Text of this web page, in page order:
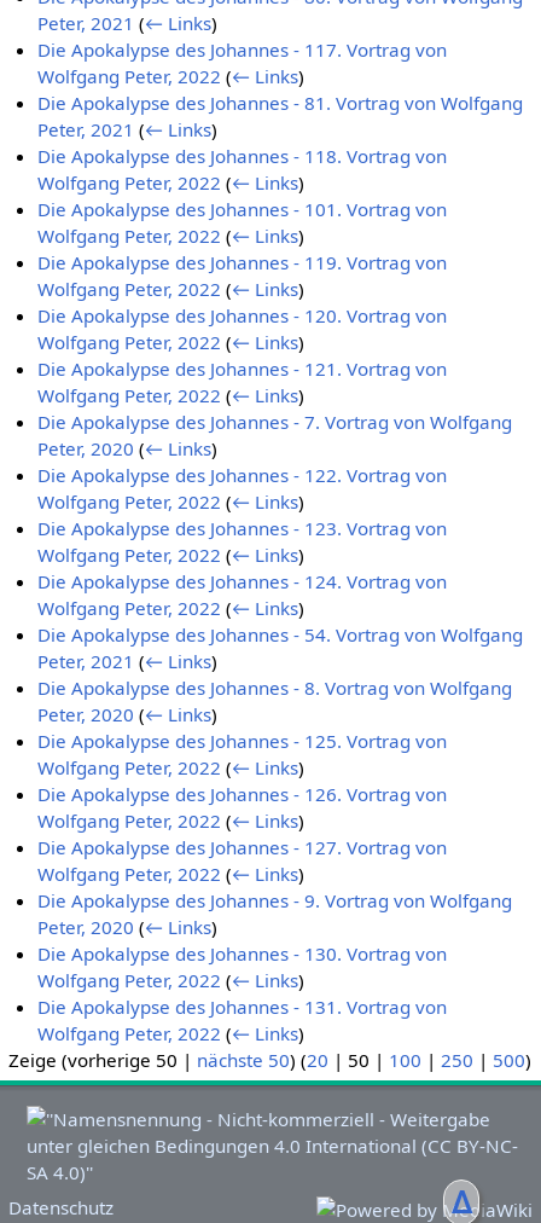
ᐃ
Peter, 2021 (← Links)
Die Apokalypse des Johannes - 117. Vortrag von
Wolfgang Peter, 2022 (← Links)
Die Apokalypse des Johannes - 81. Vortrag von Wolfgang
Peter, 2021 (← Links)
Die Apokalypse des Johannes - 118. Vortrag von
Wolfgang Peter, 2022 (← Links)
Die Apokalypse des Johannes - 101. Vortrag von
Wolfgang Peter, 2022 (← Links)
Die Apokalypse des Johannes - 119. Vortrag von
Wolfgang Peter, 2022 (← Links)
Die Apokalypse des Johannes - 120. Vortrag von
Wolfgang Peter, 2022 (← Links)
Die Apokalypse des Johannes - 121. Vortrag von
Wolfgang Peter, 2022 (← Links)
Die Apokalypse des Johannes - 7. Vortrag von Wolfgang
Peter, 2020 (← Links)
Die Apokalypse des Johannes - 122. Vortrag von
Wolfgang Peter, 2022 (← Links)
Die Apokalypse des Johannes - 123. Vortrag von
Wolfgang Peter, 2022 (← Links)
Die Apokalypse des Johannes - 124. Vortrag von
Wolfgang Peter, 2022 (← Links)
Die Apokalypse des Johannes - 54. Vortrag von Wolfgang
Peter, 2021 (← Links)
Die Apokalypse des Johannes - 8. Vortrag von Wolfgang
Peter, 2020 (← Links)
Die Apokalypse des Johannes - 125. Vortrag von
Wolfgang Peter, 2022 (← Links)
Die Apokalypse des Johannes - 126. Vortrag von
Wolfgang Peter, 2022 (← Links)
Die Apokalypse des Johannes - 127. Vortrag von
Wolfgang Peter, 2022 (← Links)
Die Apokalypse des Johannes - 9. Vortrag von Wolfgang
Peter, 2020 (← Links)
Die Apokalypse des Johannes - 130. Vortrag von
Wolfgang Peter, 2022 (← Links)
Die Apokalypse des Johannes - 131. Vortrag von
Wolfgang Peter, 2022 (← Links)
Zeige (vorherige 50 | nächste 50) (20 | 50 | 100 | 250 | 500)
Datenschutz